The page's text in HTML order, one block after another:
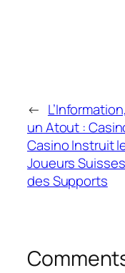
←
un Atout :
Casino Instruit
Joueurs
des Supports